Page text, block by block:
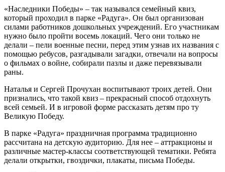
«Наследники Победы» – так назывался семейный квиз,
который проходил в парке «Радуга». Он был организован
силами работников дошкольных учреждений. Его участникам
нужно было пройти восемь локаций. Чего они только не
делали – пели военные песни, перед этим узнав их названия с
помощью ребусов, разгадывали загадки, отвечали на вопросы
о фильмах о войне, собирали пазлы и даже перевязывали
раны.
Наталья и Сергей Прочухан воспитывают троих детей. Они
признались, что такой квиз – прекрасный способ отдохнуть
всей семьей. И в игровой форме рассказать детям про ту
Великую Победу.
В парке «Радуга» праздничная программа традиционно
рассчитана на детскую аудиторию. Для нее – аттракционы и
различные мастер-классы соответствующей тематики. Ребята
делали открытки, гвоздички, плакаты, письма Победы.